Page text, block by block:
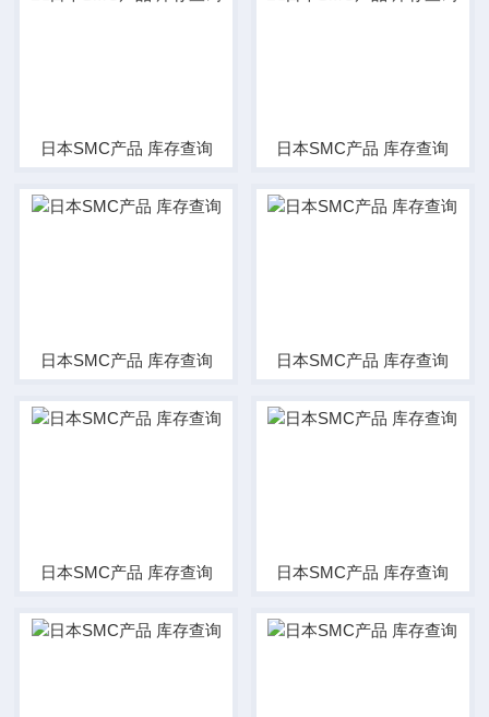
日本SMC产品 库存查询 日本SMC产品 库存查询
日本SMC产品 库存查询 日本SMC产品 库存查询
日本SMC产品 库存查询 日本SMC产品 库存查询